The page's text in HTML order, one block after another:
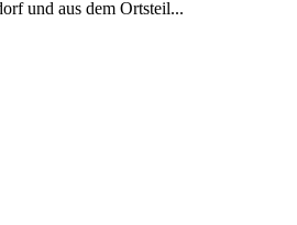
und aus dem Ortsteil...